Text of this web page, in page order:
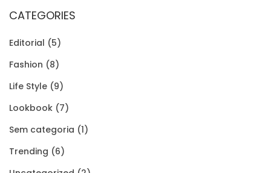
CATEGORIES
Editorial (5)
Fashion (8)
Life Style (9)
Lookbook (7)
Sem categoria (1)
Trending (6)